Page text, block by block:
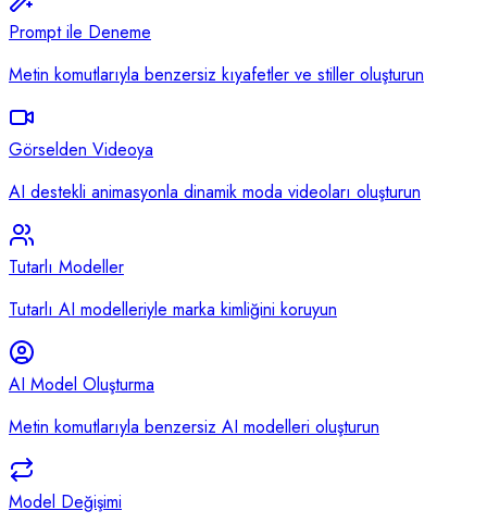
Prompt ile Deneme
Metin komutlarıyla benzersiz kıyafetler ve stiller oluşturun
Görselden Videoya
AI destekli animasyonla dinamik moda videoları oluşturun
Tutarlı Modeller
Tutarlı AI modelleriyle marka kimliğini koruyun
AI Model Oluşturma
Metin komutlarıyla benzersiz AI modelleri oluşturun
Model Değişimi